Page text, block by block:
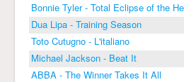
Bonnie Tyler - Total Eclipse of the
Dua Lipa - Training Season
Toto Cutugno - L'italiano
Michael Jackson - Beat It
ABBA - The Winner Takes It All